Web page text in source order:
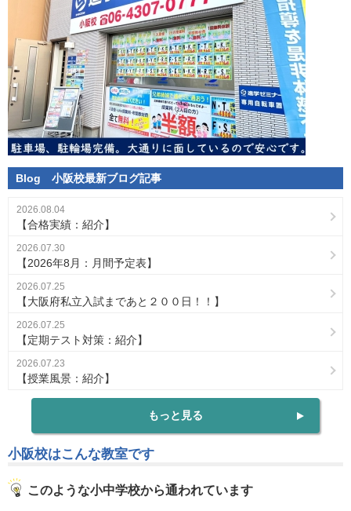
Blog 小阪校最新ブログ記事
2026.08.04
【合格実績：紹介】
2026.07.30
【2026年8月：月間予定表】
2026.07.25
【大阪府私立入試まであと２００日！！】
2026.07.25
【定期テスト対策：紹介】
2026.07.23
【授業風景：紹介】
もっと見る
小阪校はこんな教室です
このような小中学校から通われています